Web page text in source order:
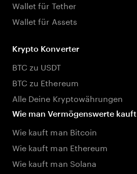
Wallet für Tether
Wallet für Assets
Krypto Konverter
BTC zu USDT
BTC zu Ethereum
Alle Deine Kryptowährungen
Wie man Vermögenswerte kauft
Wie kauft man Bitcoin
Wie kauft man Ethereum
Wie kauft man Solana